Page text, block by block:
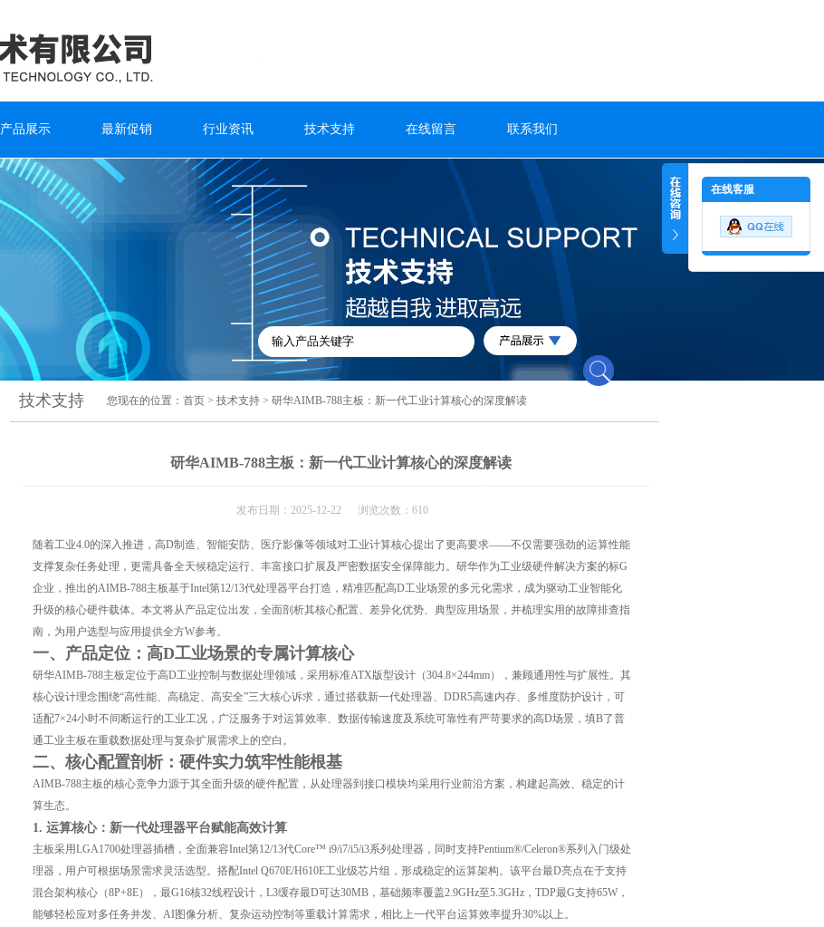
产品展示 最新促销 行业资讯 技术支持 在线留言 联系我们
技术支持 您现在的位置： 首页 > 技术支持 > 研华AIMB-788主板：新一代工业计算核心的深度解读
研华AIMB-788主板：新一代工业计算核心的深度解读
发布日期：2025-12-22 浏览次数：610
随着工业4.0的深入推进，高D制造、智能安防、医疗影像等领域对工业计算核心提出了更高要求——不仅需要强劲的运算性能
支撑复杂任务处理，更需具备全天候稳定运行、丰富接口扩展及严密数据安全保障能力。研华作为工业级硬件解决方案的标G
企业，推出的AIMB-788主板基于Intel第12/13代处理器平台打造，精准匹配高D工业场景的多元化需求，成为驱动工业智能化
升级的核心硬件载体。本文将从产品定位出发，全面剖析其核心配置、差异化优势、典型应用场景，并梳理实用的故障排查指
南，为用户选型与应用提供全方W参考。
一、产品定位：高D工业场景的专属计算核心
研华AIMB-788主板定位于高D工业控制与数据处理领域，采用标准ATX版型设计（304.8×244mm），兼顾通用性与扩展性。其
核心设计理念围绕“高性能、高稳定、高安全”三大核心诉求，通过搭载新一代处理器、DDR5高速内存、多维度防护设计，可
适配7×24小时不间断运行的工业工况，广泛服务于对运算效率、数据传输速度及系统可靠性有严苛要求的高D场景，填B了普
通工业主板在重载数据处理与复杂扩展需求上的空白。
二、核心配置剖析：硬件实力筑牢性能根基
AIMB-788主板的核心竞争力源于其全面升级的硬件配置，从处理器到接口模块均采用行业前沿方案，构建起高效、稳定的计
算生态。
1. 运算核心：新一代处理器平台赋能高效计算
主板采用LGA1700处理器插槽，全面兼容Intel第12/13代Core™ i9/i7/i5/i3系列处理器，同时支持Pentium®/Celeron®系列入门级处
理器，用户可根据场景需求灵活选型。搭配Intel Q670E/H610E工业级芯片组，形成稳定的运算架构。该平台最D亮点在于支持
混合架构核心（8P+8E），最G16核32线程设计，L3缓存最D可达30MB，基础频率覆盖2.9GHz至5.3GHz，TDP最G支持65W，
能够轻松应对多任务并发、AI图像分析、复杂运动控制等重载计算需求，相比上一代平台运算效率提升30%以上。
在线客服